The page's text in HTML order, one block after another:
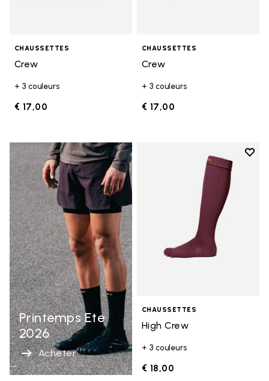
CHAUSSETTES
Crew
+ 3 couleurs
€ 17,00
CHAUSSETTES
Crew
+ 3 couleurs
€ 17,00
Printemps Ete
2026
Acheter
Add
CHAUSSETTES
High Crew
+ 3 couleurs
€ 18,00